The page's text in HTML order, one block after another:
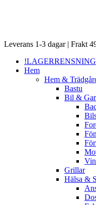
Close
Leverans 1-3 dagar | Frakt
Hem
Hem &
Bastu
Bil &
Grillar
Hälsa &